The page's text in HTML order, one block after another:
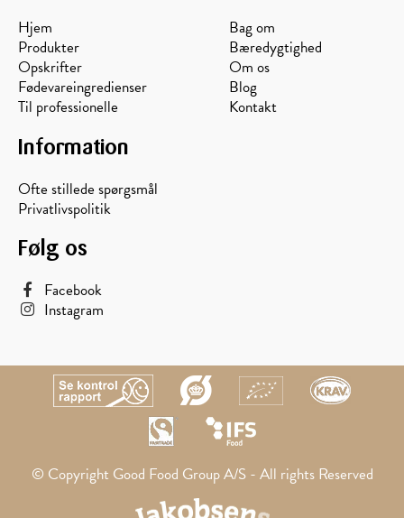
Hjem
Produkter
Opskrifter
Fødevareingredienser
Til professionelle
Bag om
Bæredygtighed
Om os
Blog
Kontakt
Information
Ofte stillede spørgsmål
Privatlivspolitik
Følg os
Facebook
Instagram
© Copyright Good Food Group A/S - All rights Reserved